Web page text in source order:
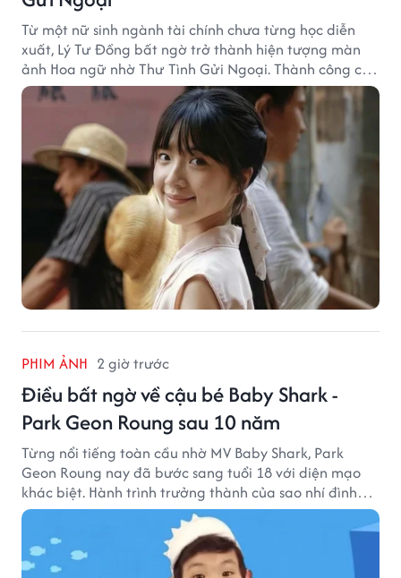
Từ một nữ sinh ngành tài chính chưa từng học diễn
xuất, Lý Tư Đồng bất ngờ trở thành hiện tượng màn
ảnh Hoa ngữ nhờ Thư Tình Gửi Ngoại. Thành công của
bộ phim doanh thu hơn 8.100 tỷ đồng đã mở ra bước
ngoặt lớn trong cuộc đời cô gái sinh năm 2004.
PHIM ẢNH 2 giờ trước
Điều bất ngờ về cậu bé Baby Shark -
Park Geon Roung sau 10 năm
Từng nổi tiếng toàn cầu nhờ MV Baby Shark, Park
Geon Roung nay đã bước sang tuổi 18 với diện mạo
khác biệt. Hành trình trưởng thành của sao nhí đình
đám một thời đang thu hút sự quan tâm của nhiều